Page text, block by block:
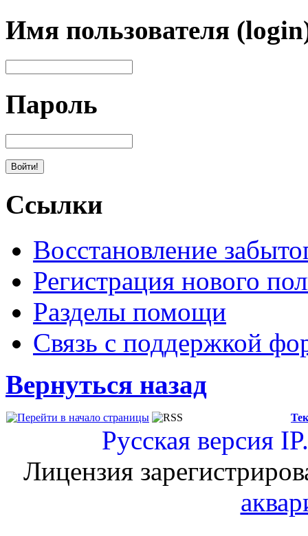
Имя пользователя
Пароль
Ссылки
Восстановление
Регистрация нового
Разделы помощи
Связь с поддержкой
Вернуться назад
Русская версия
Лицензия